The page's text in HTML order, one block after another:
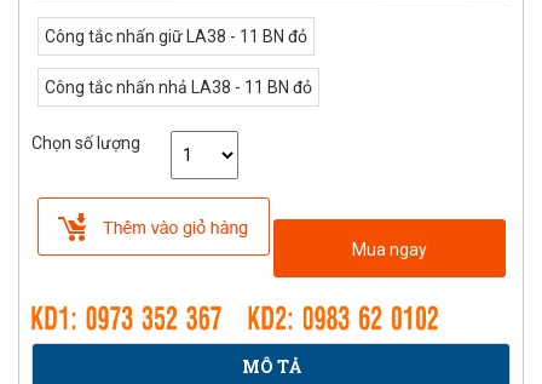
Công tắc nhấn giữ LA38 - 11 BN đỏ
Công tắc nhấn nhả LA38 - 11 BN đỏ
Chọn số lượng
Mua ngay
MÔ TẢ